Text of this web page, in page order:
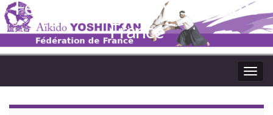
Fédération Aïkido Yoshinkaï de
France